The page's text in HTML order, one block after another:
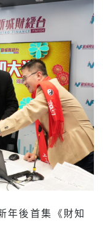
年後首集《財知